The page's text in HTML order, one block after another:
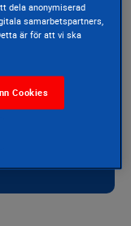
dela anonymiserad
samarbetspartners,
är för att vi ska
Cookies